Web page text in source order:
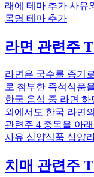
래에 테마 추가 사유
목명 테마 추가
라면 관련주
라면은 국수를 증기
로 첨부한 즉석식품
한국 음식 중 라면
외에서도 한국 라면
관련주 4 종목을 아
사유 삼양식품 삼양
치매 관련주